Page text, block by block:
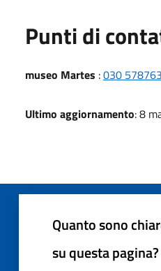
Punti di
museo Martes :030
Ultimo aggiornamento: 8
Quanto sono
su questa pagina?